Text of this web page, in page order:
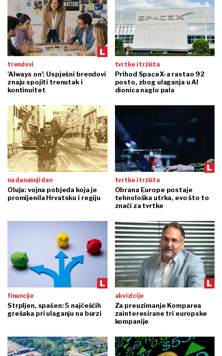
trendovi
'Always on': Uspješni brendovi
znaju spojiti trenutak i
kontinuitet
tvrtke i tržišta
Prihod SpaceX-a rastao 92
posto, zbog ulaganja u AI
dionica naglo pala
na današnji dan
Oluja: vojna pobjeda koja je
promijenila Hrvatsku i regiju
tvrtke i tržišta
Obrana Europe postaje
tehnološka utrka, evo što to
znači za tvrtke
financije
Strpljen, spašen: 5 najčešćih
grešaka pri ulaganju na burzi
akvizicije
Za preuzimanje Komparea
zainteresirane tri europske
kompanije